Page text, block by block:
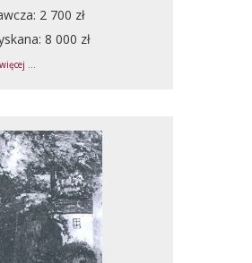
2 700 zł
8 000 zł
...